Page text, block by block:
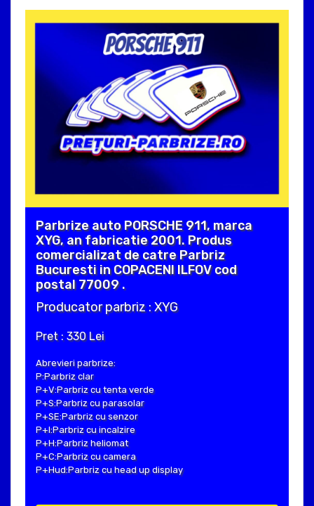
Parbrize auto PORSCHE 911, marca
XYG, an fabricatie 2001. Produs
comercializat de catre Parbriz
Bucuresti in COPACENI ILFOV cod
postal 77009 .
Producator parbriz : XYG
Pret : 330 Lei
Abrevieri parbrize:
P:Parbriz clar
P+V:Parbriz cu tenta verde
P+S:Parbriz cu parasolar
P+SE:Parbriz cu senzor
P+I:Parbriz cu incalzire
P+H:Parbriz heliomat
P+C:Parbriz cu camera
P+Hud:Parbriz cu head up display